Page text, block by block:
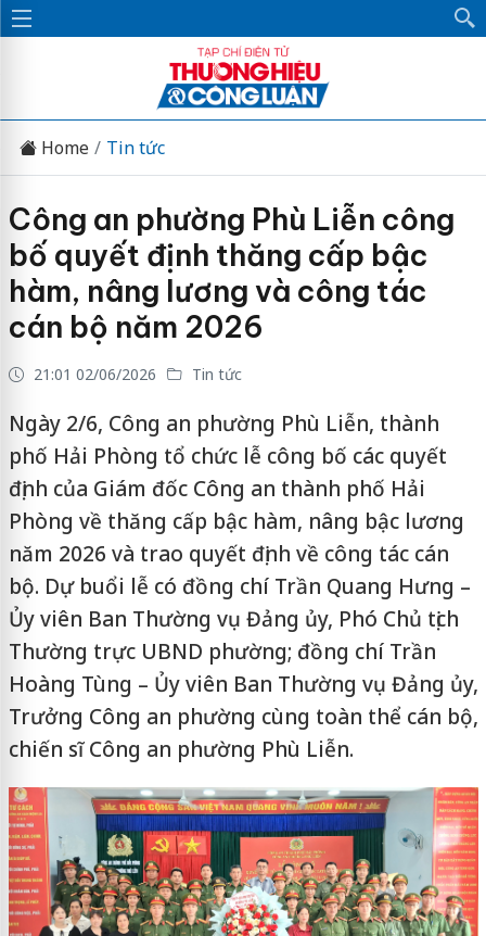
Home Tin tức
Công an phường Phù Liễn công
bố quyết định thăng cấp bậc
hàm, nâng lương và công tác
cán bộ năm 2026
21:01 02/06/2026 Tin tức
Ngày 2/6, Công an phường Phù Liễn, thành
phố Hải Phòng tổ chức lễ công bố các quyết
định của Giám đốc Công an thành phố Hải
Phòng về thăng cấp bậc hàm, nâng bậc lương
năm 2026 và trao quyết định về công tác cán
bộ. Dự buổi lễ có đồng chí Trần Quang Hưng –
Ủy viên Ban Thường vụ Đảng ủy, Phó Chủ tịch
Thường trực UBND phường; đồng chí Trần
Hoàng Tùng – Ủy viên Ban Thường vụ Đảng ủy,
Trưởng Công an phường cùng toàn thể cán bộ,
chiến sĩ Công an phường Phù Liễn.